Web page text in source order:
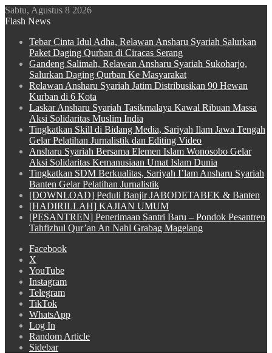
Sabtu, Agustus 8 2026
Flash News
Tebar Cinta Idul Adha, Relawan Ansharu Syariah Salurkan
Paket Daging Qurban di Ciracas Serang
Gandeng Salimah, Relawan Ansharu Syariah Sukoharjo,
Salurkan Daging Qurban Ke Masyarakat
Relawan Ansharu Syariah Jatim Distribusikan 90 Hewan
Kurban di 6 Kota
Laskar Ansharu Syariah Tasikmalaya Kawal Ribuan Massa
Aksi Solidaritas Muslim India
Tingkatkan Skill di Bidang Media, Sariyah Ilam Jawa Tengah
Gelar Pelatihan Jurnalistik dan Editing Video
Ansharu Syariah Bersama Elemen Islam Wonosobo Gelar
Aksi Solidaritas Kemanusiaan Umat Islam Dunia
Tingkatkan SDM Berkualitas, Sariyah I’lam Ansharu Syariah
Banten Gelar Pelatihan Jurnalistik
[DOWNLOAD] Peduli Banjir JABODETABEK & Banten
[HADIRILLAH] KAJIAN UMUM
[PESANTREN] Penerimaan Santri Baru – Pondok Pesantren
Tahfizhul Qur’an An Nahl Grabag Magelang
Facebook
X
YouTube
Instagram
Telegram
TikTok
WhatsApp
Log In
Random Article
Sidebar